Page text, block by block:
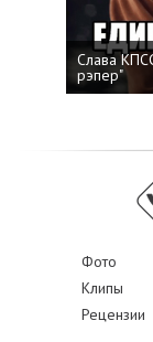
Слава
рэпер"
Фото
Клипы
Рецензии